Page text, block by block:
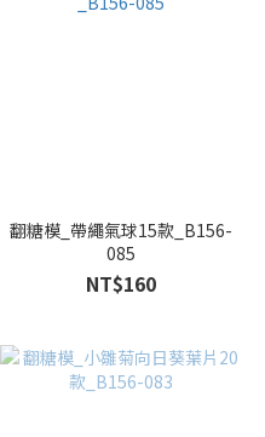
翻糖模_帶繩氣球15款_B156-
085
NT$160